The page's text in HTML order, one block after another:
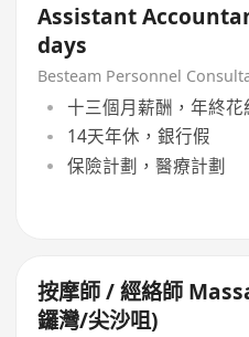
Assistant
days
Besteam Personnel
十三個月薪酬，年終花
14天年休，銀行假
保險計劃，醫療計劃
按摩師 / 經絡師
鑼灣/尖沙咀)